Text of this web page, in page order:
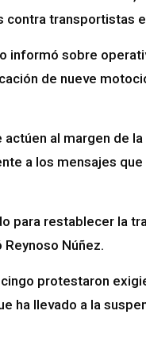
transportistas
informó sobre
de nueve
al margen de la
a los mensajes
para restablecer la
Núñez.
protestaron
ha llevado a la